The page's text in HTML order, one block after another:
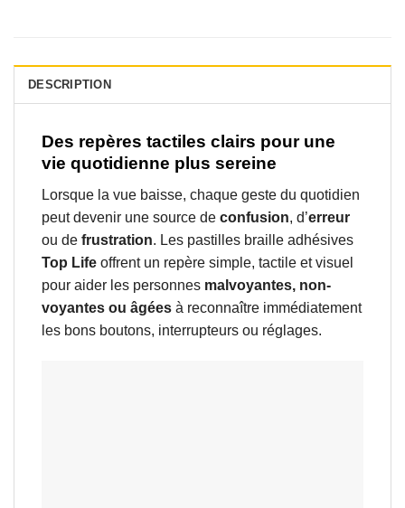
DESCRIPTION
Des repères tactiles clairs pour une
vie quotidienne plus sereine
Lorsque la vue baisse, chaque geste du quotidien
peut devenir une source de confusion, d’erreur
ou de frustration. Les pastilles braille adhésives
Top Life offrent un repère simple, tactile et visuel
pour aider les personnes malvoyantes, non-
voyantes ou âgées à reconnaître immédiatement
les bons boutons, interrupteurs ou réglages.